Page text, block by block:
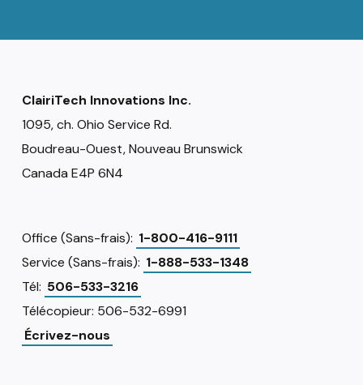
ClairiTech Innovations Inc.
1095, ch. Ohio Service Rd.
Boudreau-Ouest, Nouveau Brunswick
Canada E4P 6N4
Office (Sans-frais): 1-800-416-9111
Service (Sans-frais): 1-888-533-1348
Tél: 506-533-3216
Télécopieur: 506-532-6991
Écrivez-nous